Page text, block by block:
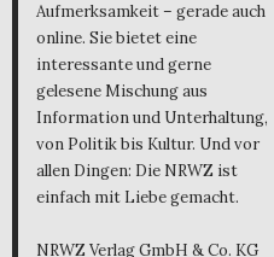
Aufmerksamkeit – gerade auch
online. Sie bietet eine
interessante und gerne
gelesene Mischung aus
Information und Unterhaltung,
von Politik bis Kultur. Und vor
allen Dingen: Die NRWZ ist
einfach mit Liebe gemacht.
NRWZ Verlag GmbH & Co. KG